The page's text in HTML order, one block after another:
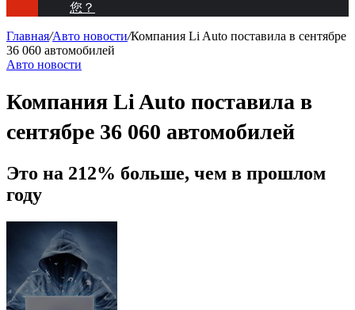
您？
Главная/Авто новости/Компания Li Auto поставила в сентябре
36 060 автомобилей
Авто новости
Компания Li Auto поставила в
сентябре 36 060 автомобилей
Это на 212% больше, чем в прошлом
году